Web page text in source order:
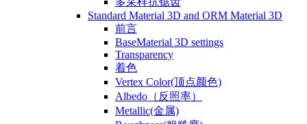
Standard Material 3D and ORM Material 3D
前言
BaseMaterial 3D settings
Transparency
着色
Vertex Color(顶点颜色)
Albedo（反照率）
Metallic(金属)